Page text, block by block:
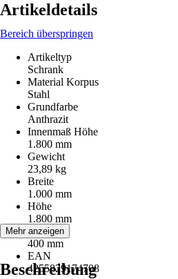
Artikeldetails
Bereich überspringen
Artikeltyp
Schrank
Material Korpus
Stahl
Grundfarbe
Anthrazit
Innenmaß Höhe
1.800 mm
Gewicht
23,89 kg
Breite
1.000 mm
Höhe
1.800 mm
Tiefe
400 mm
EAN
4255829174708
Mehr anzeigen
Beschreibung